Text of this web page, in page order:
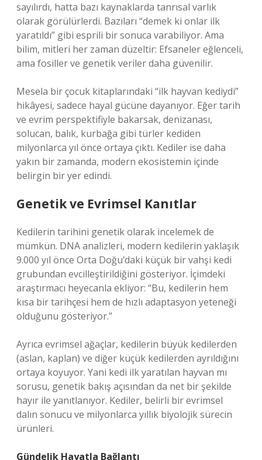
sayılırdı, hatta bazı kaynaklarda tanrısal varlık
olarak görülürlerdi. Bazıları “demek ki onlar ilk
yaratıldı” gibi esprili bir sonuca varabiliyor. Ama
bilim, mitleri her zaman düzeltir: Efsaneler eğlenceli,
ama fosiller ve genetik veriler daha güvenilir.
Mesela bir çocuk kitaplarındaki “ilk hayvan kediydi”
hikâyesi, sadece hayal gücüne dayanıyor. Eğer tarih
ve evrim perspektifiyle bakarsak, denizanası,
solucan, balık, kurbağa gibi türler kediden
milyonlarca yıl önce ortaya çıktı. Kediler ise daha
yakın bir zamanda, modern ekosistemin içinde
belirgin bir yer edindi.
Genetik ve Evrimsel Kanıtlar
Kedilerin tarihini genetik olarak incelemek de
mümkün. DNA analizleri, modern kedilerin yaklaşık
9.000 yıl önce Orta Doğu’daki küçük bir vahşi kedi
grubundan evcilleştirildiğini gösteriyor. İçimdeki
araştırmacı heyecanla ekliyor: “Bu, kedilerin hem
kısa bir tarihçesi hem de hızlı adaptasyon yeteneği
olduğunu gösteriyor.”
Ayrıca evrimsel ağaçlar, kedilerin büyük kedilerden
(aslan, kaplan) ve diğer küçük kedilerden ayrıldığını
ortaya koyuyor. Yani kedi ilk yaratılan hayvan mı
sorusu, genetik bakış açısından da net bir şekilde
hayır ile yanıtlanıyor. Kediler, belirli bir evrimsel
dalın sonucu ve milyonlarca yıllık biyolojik sürecin
ürünleri.
Gündelik Hayatla Bağlantı